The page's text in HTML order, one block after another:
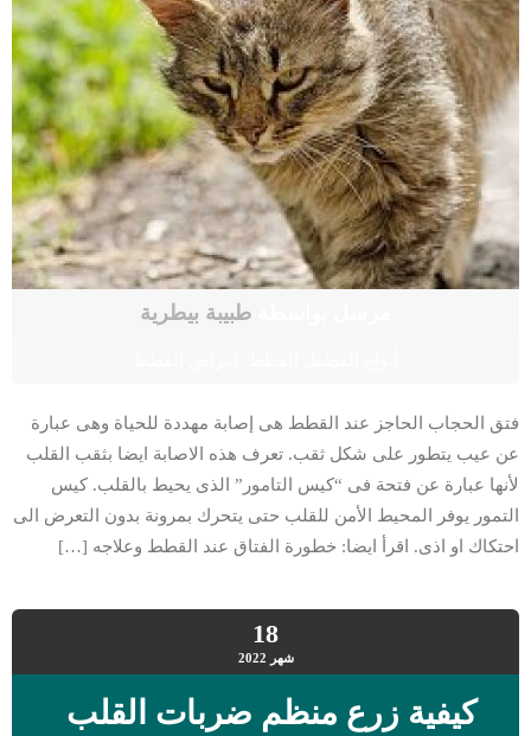
طبيبة بيطرية
فتق الحجاب الحاجز عند القطط هى إصابة مهددة للحياة وهى عبارة
عن عيب يتطور على شكل ثقب. تعرف هذه الاصابة ايضا بثقب القلب
لأنها عبارة عن فتحة فى “كيس التامور” الذى يحيط بالقلب. كيس
التمور يوفر المحيط الأمن للقلب حتى يتحرك بمرونة بدون التعرض الى
احتكاك او اذى. اقرأ ايضا: خطورة الفتاق عند القطط وعلاجه […]
18
شهر 2022
كيفية زرع منظم ضربات القلب